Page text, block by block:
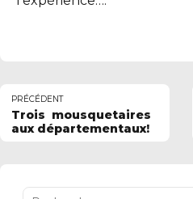
PRÉCÉDENT
Trois mousquetaires
aux départementaux!